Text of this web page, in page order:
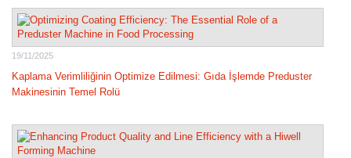
19/11/2025
Kaplama Verimliliğinin Optimize Edilmesi: Gıda İşlemde Preduster
Makinesinin Temel Rolü